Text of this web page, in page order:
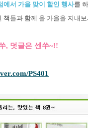
에서 가을 맞이 할인 행사를
책들과 함께 올 가을을 지내
, 덧글은 센쑤~!!
PS401